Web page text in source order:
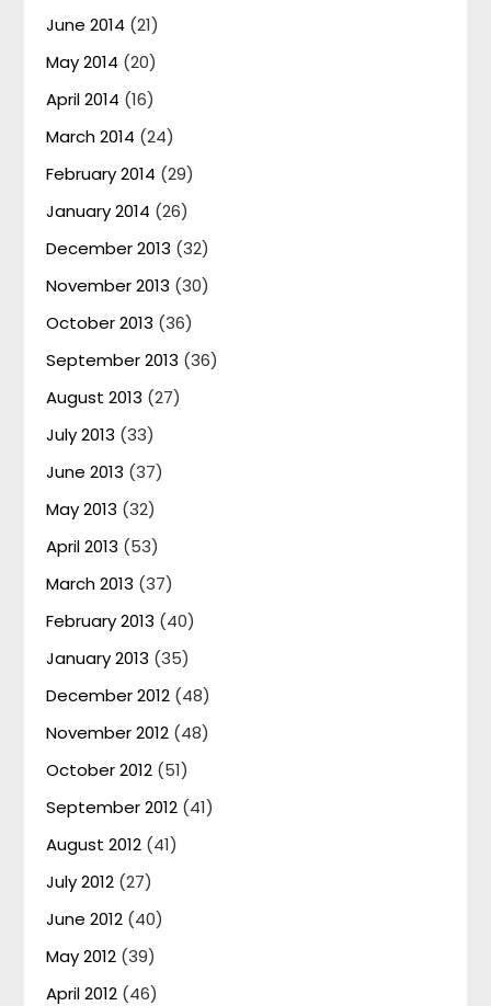
June 2014 (21)
May 2014 (20)
April 2014 (16)
March 2014 (24)
February 2014 (29)
January 2014 (26)
December 2013 (32)
November 2013 (30)
October 2013 (36)
September 2013 (36)
August 2013 (27)
July 2013 (33)
June 2013 (37)
May 2013 (32)
April 2013 (53)
March 2013 (37)
February 2013 (40)
January 2013 (35)
December 2012 (48)
November 2012 (48)
October 2012 (51)
September 2012 (41)
August 2012 (41)
July 2012 (27)
June 2012 (40)
May 2012 (39)
April 2012 (46)